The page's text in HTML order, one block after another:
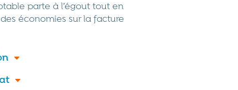
parte à l’égout tout en
économies sur la facture